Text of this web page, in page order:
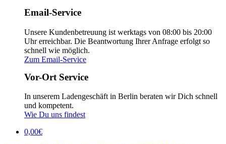
Email-Service
Unsere Kundenbetreuung ist werktags von 08:00 bis 20:00
Uhr erreichbar. Die Beantwortung Ihrer Anfrage erfolgt so
schnell wie möglich.
Zum Email-Service
Vor-Ort Service
In unserem Ladengeschäft in Berlin beraten wir Dich schnell
und kompetent.
Wie Du uns findest
0,00€